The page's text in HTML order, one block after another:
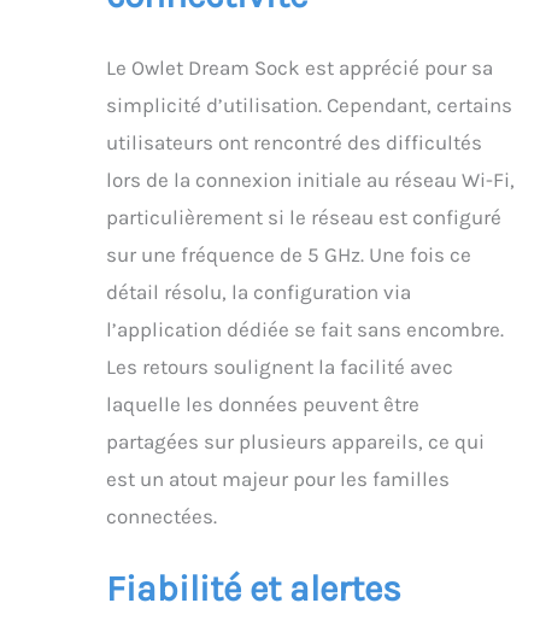
Owlet déclarent mieux
serez alerté
immédiatement si votre
bébé a besoin de vous
permet un sommeil
plus profond et plus
serein. La technologie
aide également à
instaurer des routines
pour toute la famille.
Puis-je suivre les
tendances de sommeil
de mon bébé ? Oui.
Grâce à la technologie
de sommeil prédictif,
rythmes de votre bébé
et identifier les
Le Owlet Dream Sock est apprécié pour sa
simplicité d’utilisation. Cependant, certains
utilisateurs ont rencontré des difficultés
lors de la connexion initiale au réseau Wi-Fi,
particulièrement si le réseau est configuré
sur une fréquence de 5 GHz. Une fois ce
détail résolu, la configuration via
l’application dédiée se fait sans encombre.
Les retours soulignent la facilité avec
laquelle les données peuvent être
partagées sur plusieurs appareils, ce qui
est un atout majeur pour les familles
connectées.
Fiabilité et alertes